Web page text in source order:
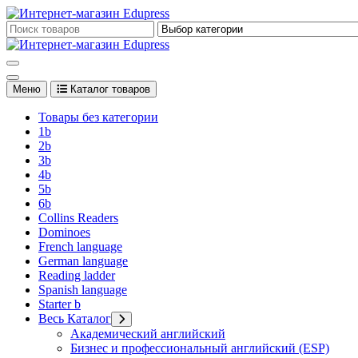
Перейти
к
содержимому
Edupress Uzbekistan, Edupress Узбекистан, книги, учебники на
Меню Каталог товаров
Товары без категории
1b
2b
3b
4b
5b
6b
Collins Readers
Dominoes
French language
German language
Reading ladder
Spanish language
Starter b
Весь Каталог
Академический английский
Бизнес и профессиональный английский (ESP)